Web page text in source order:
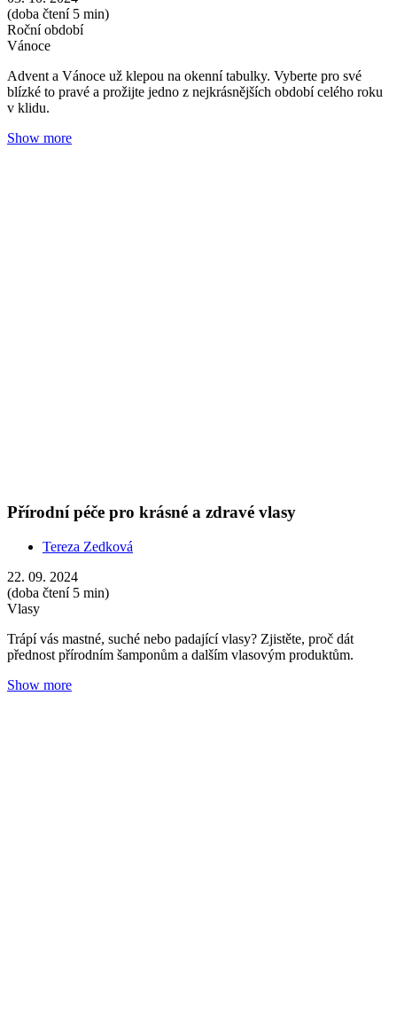
(doba čtení 5 min)
Roční období
Vánoce
Advent a Vánoce už klepou na okenní tabulky. Vyberte pro své
blízké to pravé a prožijte jedno z nejkrásnějších období celého roku
v klidu.
Show more